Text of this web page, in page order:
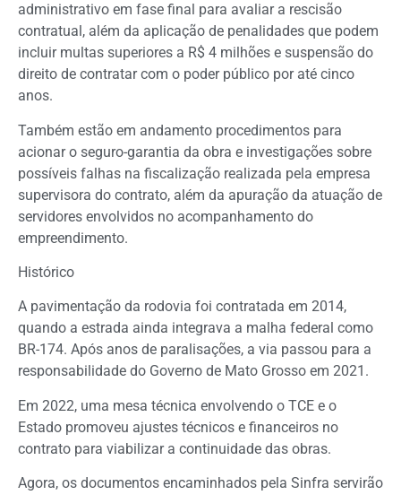
administrativo em fase final para avaliar a rescisão
contratual, além da aplicação de penalidades que podem
incluir multas superiores a R$ 4 milhões e suspensão do
direito de contratar com o poder público por até cinco
anos.
Também estão em andamento procedimentos para
acionar o seguro-garantia da obra e investigações sobre
possíveis falhas na fiscalização realizada pela empresa
supervisora do contrato, além da apuração da atuação de
servidores envolvidos no acompanhamento do
empreendimento.
Histórico
A pavimentação da rodovia foi contratada em 2014,
quando a estrada ainda integrava a malha federal como
BR-174. Após anos de paralisações, a via passou para a
responsabilidade do Governo de Mato Grosso em 2021.
Em 2022, uma mesa técnica envolvendo o TCE e o
Estado promoveu ajustes técnicos e financeiros no
contrato para viabilizar a continuidade das obras.
Agora, os documentos encaminhados pela Sinfra servirão